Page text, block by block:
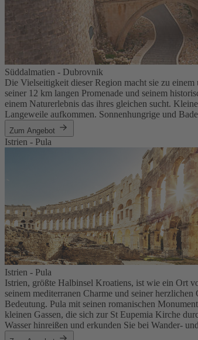
Süddalmatien - Dubrovnik
Die Vielseitigkeit dieser Region macht sie zu
seiner 12 km langen Promenade und seinem
einem Naturerlebnis das ihres gleichen sucht.
Langeweile aufkommen. Sonnenhungrige und
Zum Angebot
Istrien - Pula
Istrien - Pula
Istrien, größte Halbinsel Kroatiens, ist wie ein Ort
seinem mediterranen Charme und seiner
Bedeutung. Pula mit seinen romanischen
kleinen Gassen, die sich zur St Eupemia Kirche
Wasser hinreißen und erkunden Sie bei Wander-